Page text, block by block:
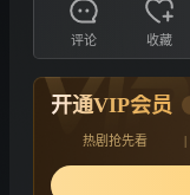
评论 收藏
开通VIP会员
热剧抢先看 |